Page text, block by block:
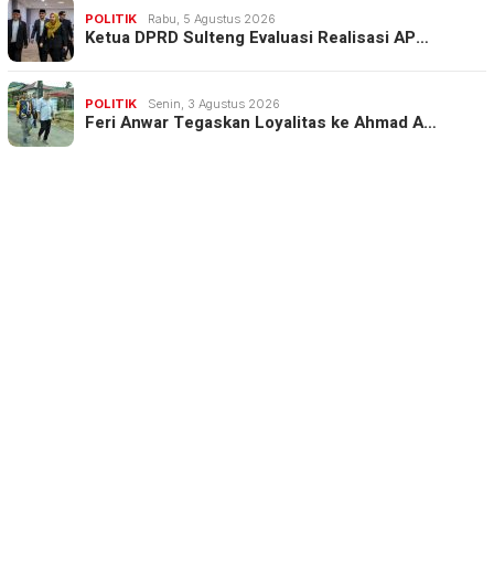
POLITIK Rabu, 5 Agustus 2026
Ketua DPRD Sulteng Evaluasi Realisasi AP…
POLITIK Senin, 3 Agustus 2026
Feri Anwar Tegaskan Loyalitas ke Ahmad A…